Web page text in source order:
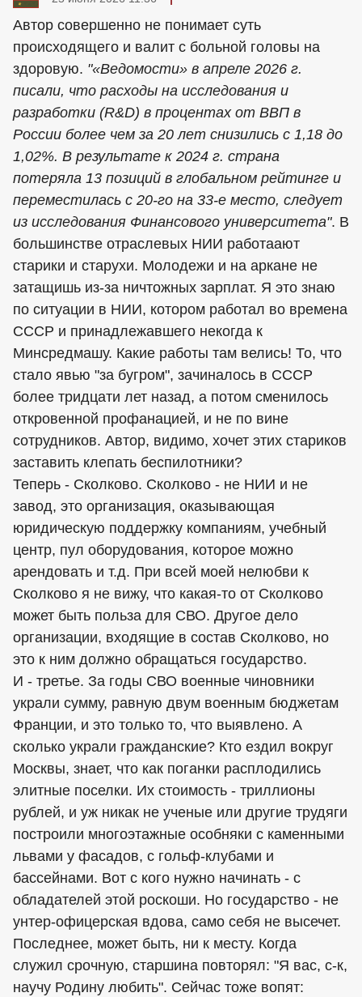
Автор совершенно не понимает суть
происходящего и валит с больной головы на
здоровую. "«Ведомости» в апреле 2026 г.
писали, что расходы на исследования и
разработки (R&D) в процентах от ВВП в
России более чем за 20 лет снизились с 1,18 до
1,02%. В результате к 2024 г. страна
потеряла 13 позиций в глобальном рейтинге и
переместилась с 20-го на 33-е место, следует
из исследования Финансового университета". В
большинстве отраслевых НИИ работаают
старики и старухи. Молодежи и на аркане не
затащишь из-за ничтожных зарплат. Я это знаю
по ситуации в НИИ, котором работал во времена
СССР и принадлежавшего некогда к
Минсредмашу. Какие работы там велись! То, что
стало явью "за бугром", зачиналось в СССР
более тридцати лет назад, а потом сменилось
откровенной профанацией, и не по вине
сотрудников. Автор, видимо, хочет этих стариков
заставить клепать беспилотники?
Теперь - Сколково. Сколково - не НИИ и не
завод, это организация, оказывающая
юридическую поддержку компаниям, учебный
центр, пул оборудования, которое можно
арендовать и т.д. При всей моей нелюбви к
Сколково я не вижу, что какая-то от Сколково
может быть польза для СВО. Другое дело
организации, входящие в состав Сколково, но
это к ним должно обращаться государство.
И - третье. За годы СВО военные чиновники
украли сумму, равную двум военным бюджетам
Франции, и это только то, что выявлено. А
сколько украли гражданские? Кто ездил вокруг
Москвы, знает, что как поганки расплодились
элитные поселки. Их стоимость - триллионы
рублей, и уж никак не ученые или другие трудяги
построили многоэтажные особняки с каменными
львами у фасадов, с гольф-клубами и
бассейнами. Вот с кого нужно начинать - с
обладателей этой роскоши. Но государство - не
унтер-офицерская вдова, само себя не высечет.
Последнее, может быть, ни к месту. Когда
служил срочную, старшина повторял: "Я вас, с-к,
научу Родину любить". Сейчас тоже вопят: